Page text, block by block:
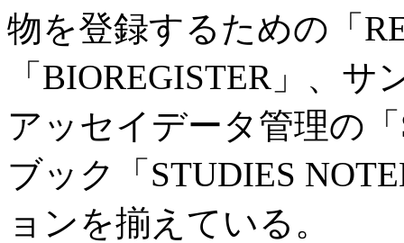
物を登録するための「
「BIOREGISTER」、
アッセイデータ管理の
ブック「STUDIES
ョンを揃えている。